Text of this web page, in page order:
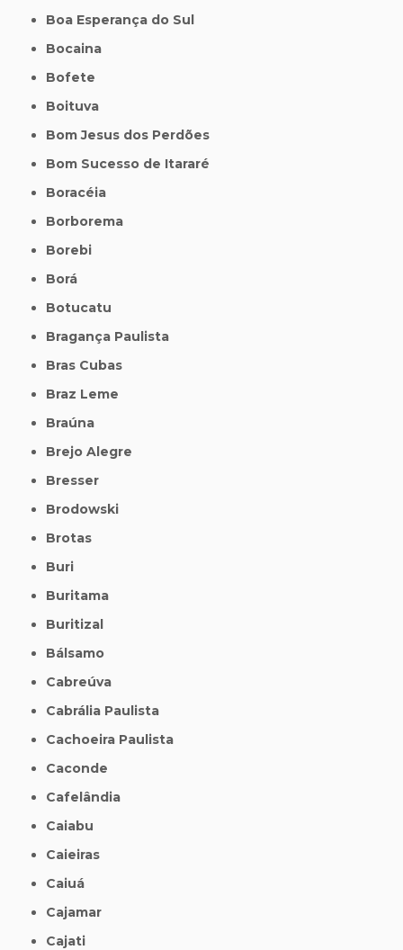
Boa Esperança do Sul
Bocaina
Bofete
Boituva
Bom Jesus dos Perdões
Bom Sucesso de Itararé
Boracéia
Borborema
Borebi
Borá
Botucatu
Bragança Paulista
Bras Cubas
Braz Leme
Braúna
Brejo Alegre
Bresser
Brodowski
Brotas
Buri
Buritama
Buritizal
Bálsamo
Cabreúva
Cabrália Paulista
Cachoeira Paulista
Caconde
Cafelândia
Caiabu
Caieiras
Caiuá
Cajamar
Cajati